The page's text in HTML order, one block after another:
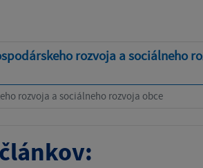
rozvoja a sociálneho
rozvoja a sociálneho rozvoja obce